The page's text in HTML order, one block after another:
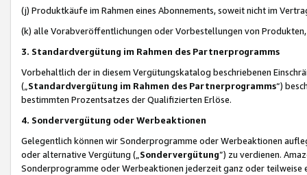
(j) Produktkäufe im Rahmen eines Abonnements, soweit nicht im
(k) alle Vorabveröffentlichungen oder Vorbestellungen von
3. Standardvergütung im Rahmen des Partnerprogramms
Vorbehaltlich der in diesem Vergütungskatalog beschriebenen
(„ Standardvergütung im Rahmen des Partnerprogramms“)
bestimmten Prozentsatzes der Qualifizierten Erlöse.
4. Sondervergütung oder Werbeaktionen
Gelegentlich können wir Sonderprogramme oder Werbeaktionen
oder alternative Vergütung („ Sondervergütung”) zu verdienen.
Sonderprogramme oder Werbeaktionen jederzeit ganz oder